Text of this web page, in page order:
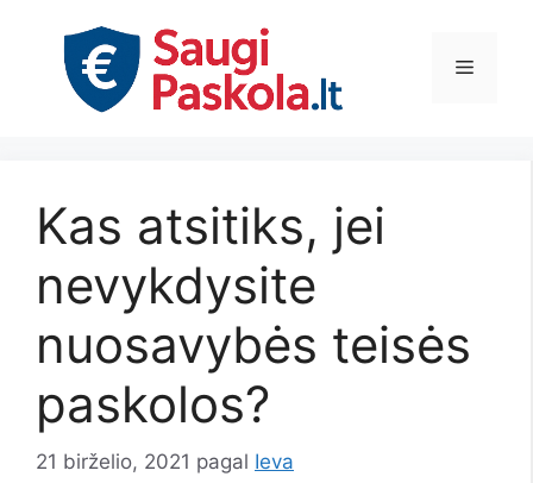
Meniu
Kas atsitiks, jei
nevykdysite
nuosavybės teisės
paskolos?
21 birželio, 2021 pagal Ieva